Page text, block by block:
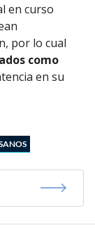
en curso
por lo cual
como
en su